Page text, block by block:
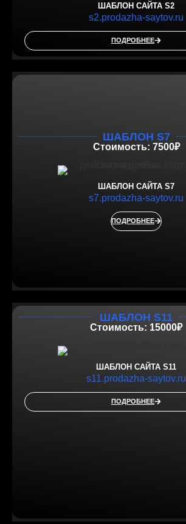
ШАБЛОН САЙТА S2
s2.prodazha-saytov.ru
ПОДРОБНЕЕ
ШАБЛОН S7
Стоимость: 7500₽
ШАБЛОН САЙТА S7
s7.prodazha-saytov.ru
ПОДРОБНЕЕ
ШАБЛОН S11
Стоимость: 15000₽
ШАБЛОН САЙТА S11
s11.prodazha-saytov.ru
ПОДРОБНЕЕ